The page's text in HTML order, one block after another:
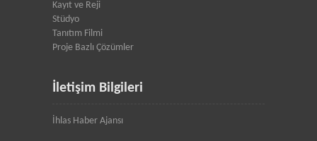
Kayıt ve Reji
Stüdyo
Tanıtım Filmi
Proje Bazlı Çözümler
İletişim Bilgileri
İhlas Haber Ajansı